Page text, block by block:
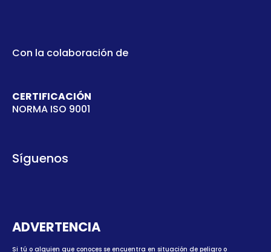
Con la colaboración de
CERTIFICACIÓN
NORMA ISO 9001
Síguenos
ADVERTENCIA
Si tú o alguien que conoces se encuentra en situación de peligro o